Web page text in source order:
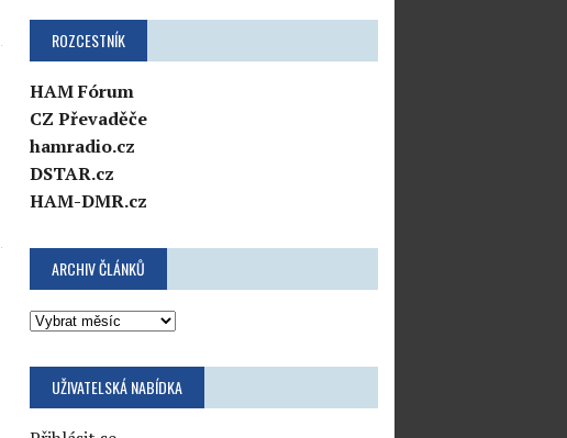
ROZCESTNÍK
HAM Fórum
CZ Převaděče
hamradio.cz
DSTAR.cz
HAM-DMR.cz
ARCHIV ČLÁNKŮ
UŽIVATELSKÁ NABÍDKA